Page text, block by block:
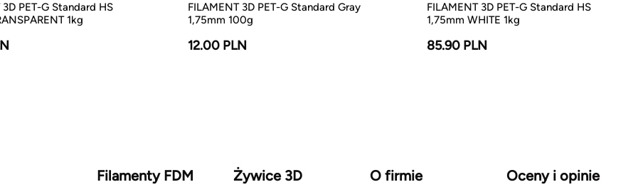
3D PET-G Standard HS
1kg
FILAMENT 3D PET-G Standard Gray
1,75mm 100g
12.00 PLN
FILAMENT 3D PET-G Standard HS
1,75mm WHITE 1kg
85.90 PLN
Filamenty FDM Żywice 3D O firmie Oceny i opinie